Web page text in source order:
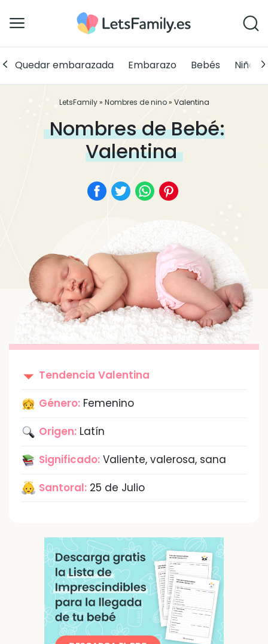
Quedar embarazada Embarazo Bebés Niños
LetsFamily» Nombres de nino» Valentina
Nombres de Bebé:
Valentina
Tendencia Valentina
Género: Femenino
Origen: Latín
Significado: Valiente, valerosa, sana
Santoral: 25 de Julio